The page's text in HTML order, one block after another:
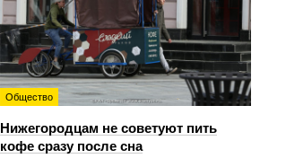
Общество
Нижегородцам не советуют пить
кофе сразу после сна